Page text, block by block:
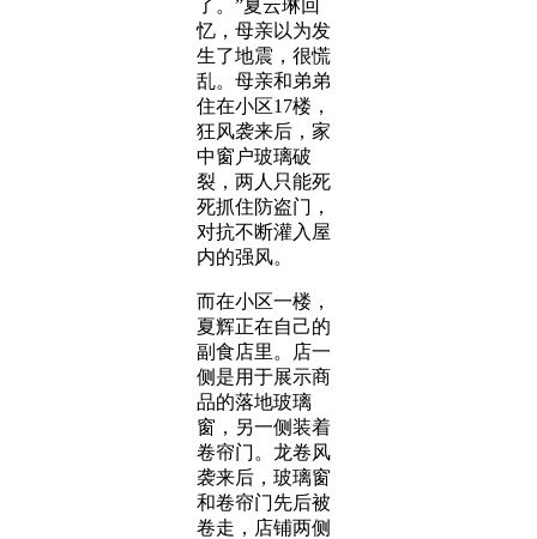
了。”夏云琳回
忆，母亲以为发
生了地震，很慌
乱。母亲和弟弟
住在小区17楼，
狂风袭来后，家
中窗户玻璃破
裂，两人只能死
死抓住防盗门，
对抗不断灌入屋
内的强风。
而在小区一楼，
夏辉正在自己的
副食店里。店一
侧是用于展示商
品的落地玻璃
窗，另一侧装着
卷帘门。龙卷风
袭来后，玻璃窗
和卷帘门先后被
卷走，店铺两侧